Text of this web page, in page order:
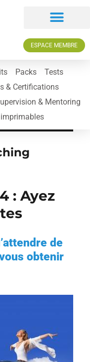
ESPACE MEMBRE
Packs
Tests
& Certifications
& Mentoring
: Ayez
de
obtenir